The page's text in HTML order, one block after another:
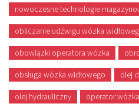
nowoczesne technologie
obliczanie udźwigu wózka
obowiązki operatora wózka
obsługa wózka widłowego olej
olej hydrauliczny operator